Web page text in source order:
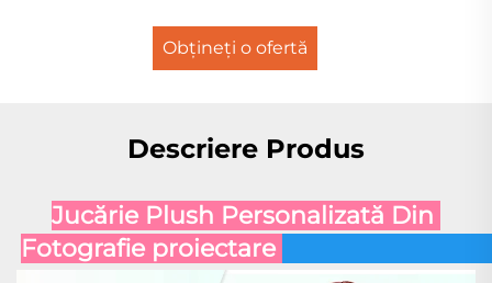
Obțineți o ofertă
Descriere Produs
Jucărie Plush Personalizată Din
Fotografie